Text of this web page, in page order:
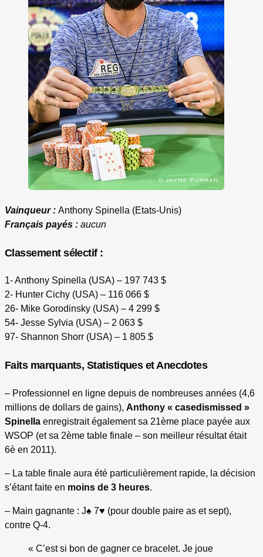
Vainqueur : Anthony Spinella (Etats-Unis)
Français payés : aucun
Classement sélectif :
1- Anthony Spinella (USA) – 197 743 $
2- Hunter Cichy (USA) – 116 066 $
26- Mike Gorodinsky (USA) – 4 299 $
54- Jesse Sylvia (USA) – 2 063 $
97- Shannon Shorr (USA) – 1 805 $
Faits marquants, Statistiques et Anecdotes
– Professionnel en ligne depuis de nombreuses années (4,6
millions de dollars de gains), Anthony « casedismissed »
Spinella enregistrait également sa 21ème place payée aux
WSOP (et sa 2ème table finale – son meilleur résultat était
6è en 2011).
– La table finale aura été particulièrement rapide, la décision
s’étant faite en moins de 3 heures.
– Main gagnante : J♠ 7♥ (pour double paire as et sept),
contre Q-4.
« C’est si bon de gagner ce bracelet. Je joue